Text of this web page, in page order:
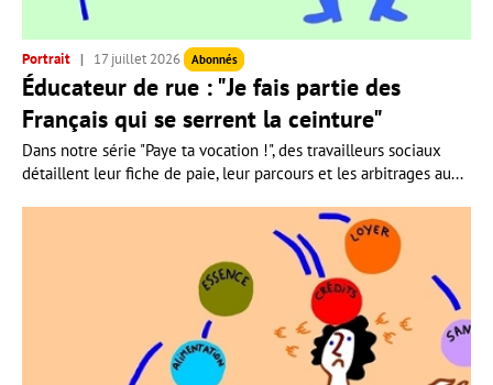
Portrait 17 juillet 2026 Abonnés
Éducateur de rue : "Je fais partie des
Français qui se serrent la ceinture"
Dans notre série "Paye ta vocation !", des travailleurs sociaux
détaillent leur fiche de paie, leur parcours et les arbitrages au...